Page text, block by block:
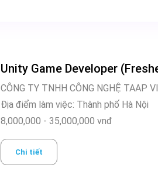
Unity Game Developer
CÔNG TY TNHH CÔNG NGHỆ TAAP
Địa điểm làm việc: Thành phố Hà Nội
8,000,000 - 35,000,000 vnđ
Chi tiết